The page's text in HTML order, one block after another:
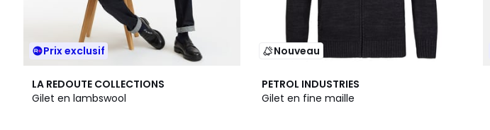
Prix exclusif
LA REDOUTE COLLECTIONS
Gilet en lambswool
4,5
/ 5
2
Couleurs
Nouveau
PETROL INDUSTRIES
Gilet en fine maille
2
Couleurs